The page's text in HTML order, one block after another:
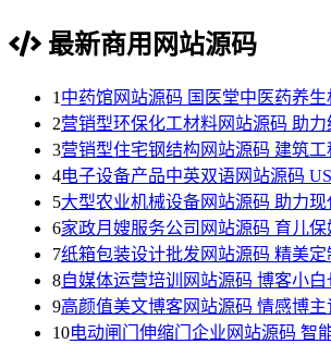
最新商用网站源码
1 中药馆网站源码 国医堂中医药养
2营销型环保化工材料网站源码 助
3营销型住宅钢结构网站源码 建筑工
4电子设备产品中英双语网站源码
5大型农业机械设备网站源码 助力
6家政月嫂服务公司网站源码 育儿保
7纸箱包装设计批发网站源码 精美定
8自媒体运营培训网站源码 博客小
9高颜值美文博客网站源码 情感博主
10电动闸门伸缩门企业网站源码 智